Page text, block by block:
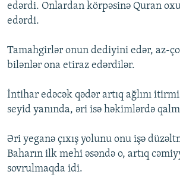
edərdi. Onlardan körpəsinə Quran
edərdi.
Tamahgirlər onun dediyini edər, az-
bilənlər ona etiraz edərdilər.
İntihar edəcək qədər artıq ağlını
seyid yanında, əri isə həkimlərdə
Əri yeganə çıxış yolunu onu işə
Baharın ilk mehi əsəndə o, artıq
sovrulmaqda idi.